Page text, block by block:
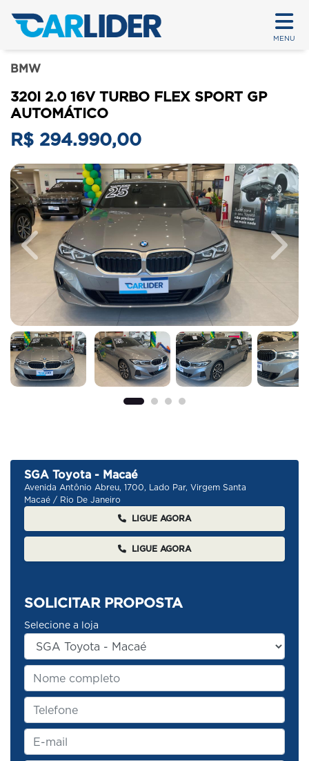
MENU
BMW
320I 2.0 16V TURBO FLEX SPORT GP
AUTOMÁTICO
R$ 294.990,00
Previous Next
SGA Toyota - Macaé
Avenida Antônio Abreu, 1700, Lado Par, Virgem Santa
Macaé / Rio De Janeiro
LIGUE AGORA
LIGUE AGORA
SOLICITAR PROPOSTA
Selecione a loja